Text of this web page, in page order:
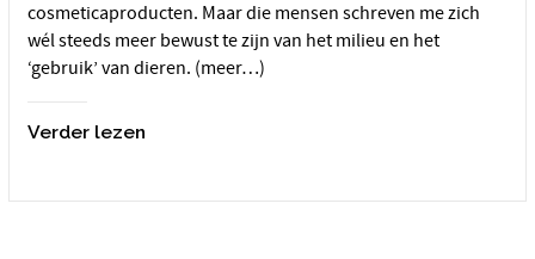
cosmeticaproducten. Maar die mensen schreven me zich
wél steeds meer bewust te zijn van het milieu en het
‘gebruik’ van dieren. (meer…)
Verder lezen